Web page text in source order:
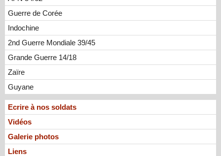
Guerre de Corée
Indochine
2nd Guerre Mondiale 39/45
Grande Guerre 14/18
Zaïre
Guyane
Ecrire à nos soldats
Vidéos
Galerie photos
Liens